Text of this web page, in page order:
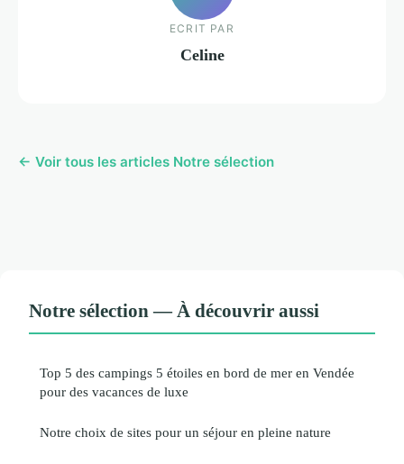
ECRIT PAR
Celine
← Voir tous les articles Notre sélection
Notre sélection — À découvrir aussi
Top 5 des campings 5 étoiles en bord de mer en Vendée
pour des vacances de luxe
Notre choix de sites pour un séjour en pleine nature